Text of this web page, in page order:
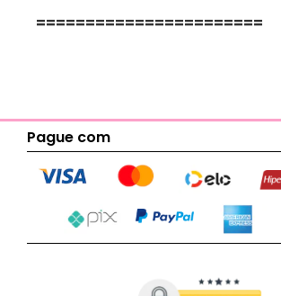
=======================
Pague com